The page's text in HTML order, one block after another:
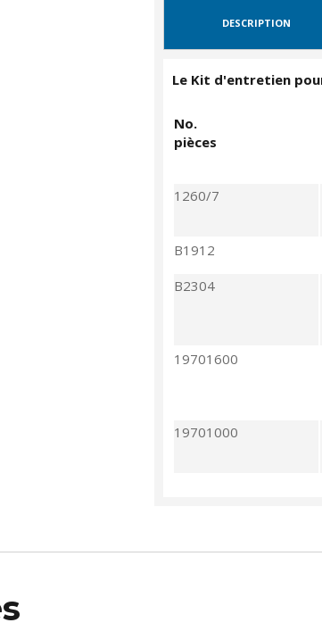
DESCRIPTION
Le Kit d'entretien
No.
pièces
1260/7
B1912
B2304
19701600
19701000